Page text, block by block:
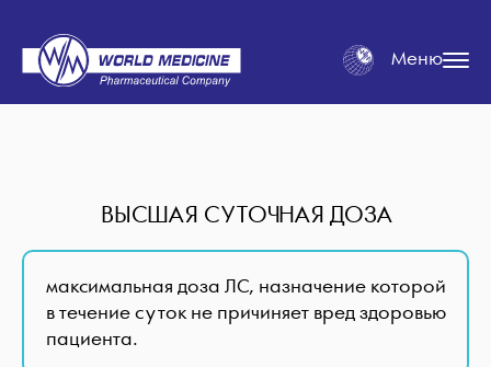
Меню
ВЫСШАЯ СУТОЧНАЯ ДОЗА
максимальная доза ЛС, назначение которой
в течение суток не причиняет вред здоровью
пациента.